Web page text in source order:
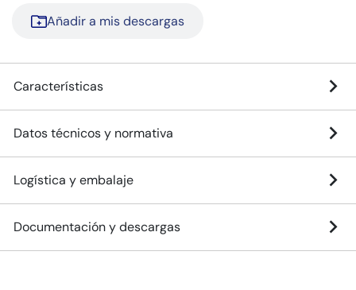
Añadir a mis descargas
Características
Datos técnicos y normativa
Logística y embalaje
Documentación y descargas